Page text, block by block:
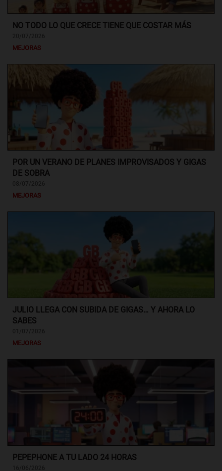
NO TODO LO QUE CRECE TIENE QUE COSTAR MÁS
MEJORAS
POR UN VERANO DE PLANES IMPROVISADOS Y GIGAS
DE SOBRA
MEJORAS
JULIO LLEGA CON SUBIDA DE GIGAS… Y AHORA LO
SABES
MEJORAS
PEPEPHONE A TU LADO 24 HORAS